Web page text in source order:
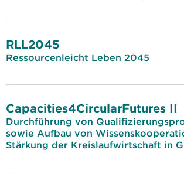
RLL2045
Ressourcenleicht Leben 2045
Capacities4CircularFutures II
Durchführung von
sowie Aufbau von
Stärkung der Kreislaufwirtschaft in